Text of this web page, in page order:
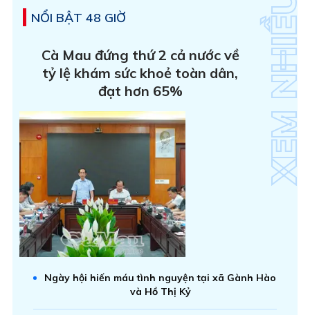
NỔI BẬT 48 GIỜ
Cà Mau đứng thứ 2 cả nước về
tỷ lệ khám sức khoẻ toàn dân,
đạt hơn 65%
Ngày hội hiến máu tình nguyện tại xã Gành Hào
và Hồ Thị Kỷ